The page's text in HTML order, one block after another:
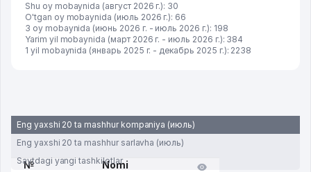
Shu oy mobaynida (август 2026 г.): 30
O'tgan oy mobaynida (июль 2026 г.): 66
3 oy mobaynida (июнь 2026 г. - июль 2026 г.): 198
Yarim yil mobaynida (март 2026 г. - июль 2026 г.): 384
1 yil mobaynida (январь 2025 г. - декабрь 2025 г.): 2238
Eng yaxshi 20 ta mashhur kompaniya (июль)
Eng yaxshi 20 ta mashhur sarlavha (июль)
Saytdagi yangi tashkilotlar
№
Nomi